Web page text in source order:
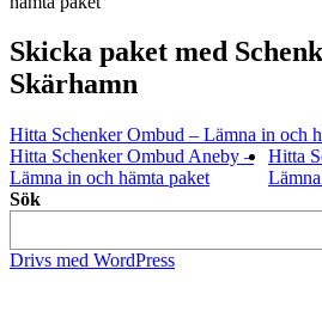
Skicka paket med
Skärhamn
Hitta Schenker Ombud – Lämna in och
Hitta Schenker Ombud Aneby –
Lämna in och hämta paket
Hitta
Sök
Drivs med WordPress